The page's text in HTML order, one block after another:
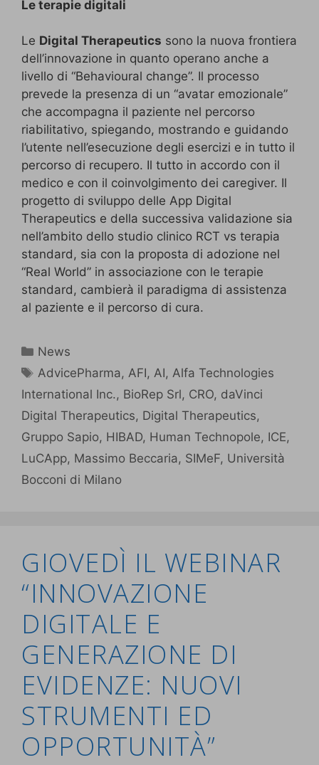
Le terapie digitali
Le Digital Therapeutics sono la nuova frontiera
dell’innovazione in quanto operano anche a
livello di “Behavioural change”. Il processo
prevede la presenza di un “avatar emozionale”
che accompagna il paziente nel percorso
riabilitativo, spiegando, mostrando e guidando
l’utente nell’esecuzione degli esercizi e in tutto il
percorso di recupero. Il tutto in accordo con il
medico e con il coinvolgimento dei caregiver. Il
progetto di sviluppo delle App Digital
Therapeutics e della successiva validazione sia
nell’ambito dello studio clinico RCT vs terapia
standard, sia con la proposta di adozione nel
“Real World” in associazione con le terapie
standard, cambierà il paradigma di assistenza
al paziente e il percorso di cura.
News
AdvicePharma,AFI,AI,Alfa Technologies
International Inc., BioRep Srl, CRO, daVinci
Digital Therapeutics, Digital Therapeutics,
Gruppo Sapio, HIBAD, Human Technopole, ICE,
LuCApp, Massimo Beccaria, SIMeF, Università
Bocconi di Milano
GIOVEDÌ IL WEBINAR
“INNOVAZIONE
DIGITALE E
GENERAZIONE DI
EVIDENZE: NUOVI
STRUMENTI ED
OPPORTUNITÀ”